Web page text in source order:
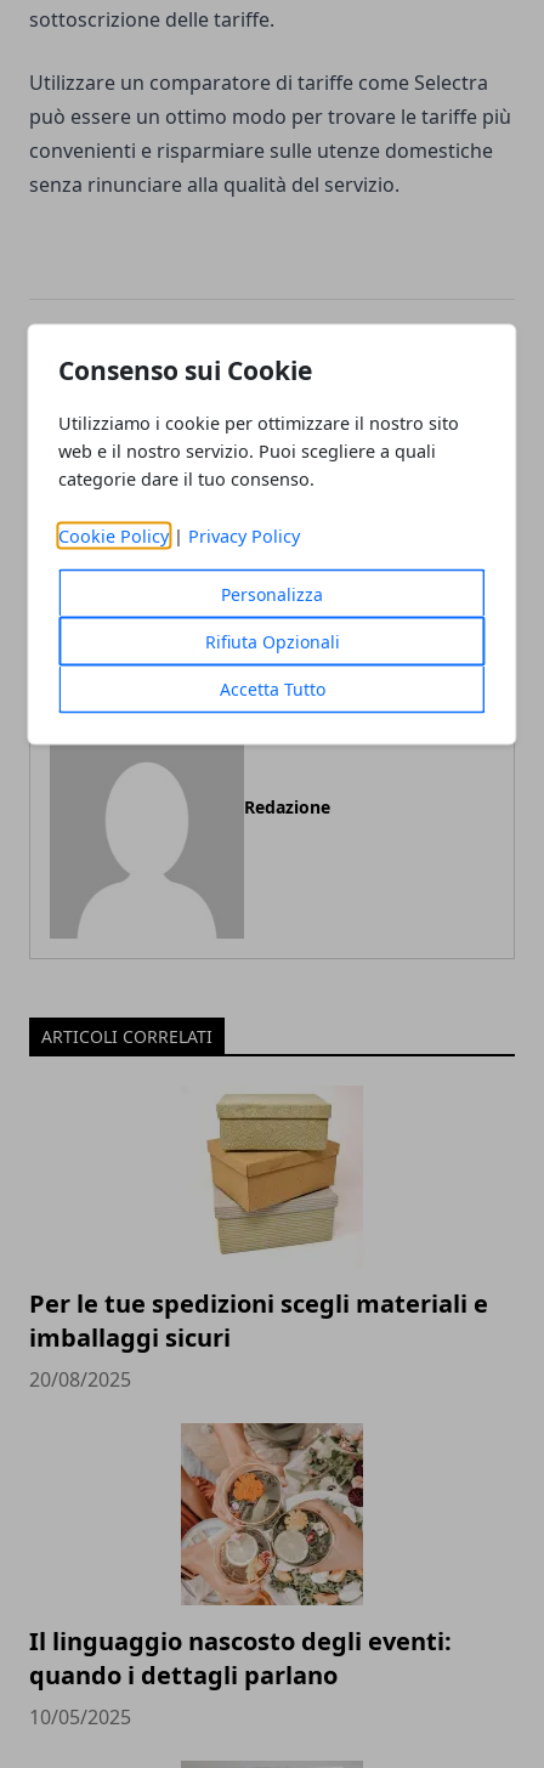
Consenso sui Cookie
Utilizziamo i cookie per ottimizzare il nostro sito
web e il nostro servizio. Puoi scegliere a quali
categorie dare il tuo consenso.
Cookie Policy | Privacy Policy
Personalizza
Rifiuta Opzionali
Accetta Tutto
sottoscrizione delle tariffe.
Utilizzare un comparatore di tariffe come Selectra
può essere un ottimo modo per trovare le tariffe più
convenienti e risparmiare sulle utenze domestiche
senza rinunciare alla qualità del servizio.
Articolo Precedente
Primavera, tempo di
matrimoni: come scegliere
il DJ Ideale per
un'Indimenticabile festa di
nozze
migliore per prestazioni e
Redazione
ARTICOLI CORRELATI
Per le tue spedizioni scegli materiali e
imballaggi sicuri
20/08/2025
Il linguaggio nascosto degli eventi:
quando i dettagli parlano
10/05/2025